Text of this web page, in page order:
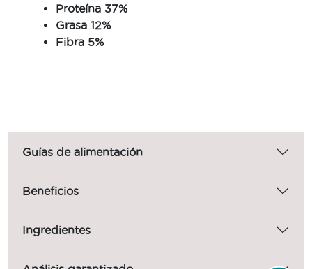
Proteína 37%
Grasa 12%
Fibra 5%
Guías de alimentación
Beneficios
Ingredientes